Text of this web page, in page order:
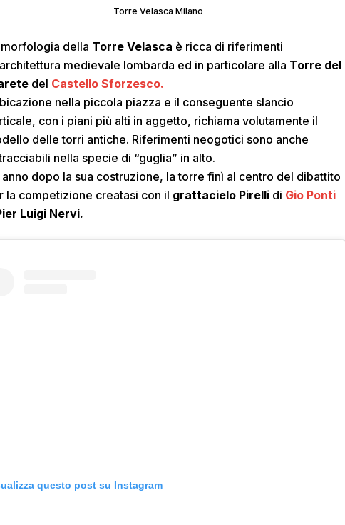
Torre Velasca Milano
della Torre Velasca è ricca di riferimenti
medievale lombarda ed in particolare alla Torre del
del Castello Sforzesco.
nella piccola piazza e il conseguente slancio
con i piani più alti in aggetto, richiama volutamente il
delle torri antiche. Riferimenti neogotici sono anche
nella specie di “guglia” in alto.
anno dopo la sua costruzione, la torre finì al centro del dibattito
la competizione creatasi con il grattacielo Pirelli di Gio Ponti
Luigi Nervi.
questo post su Instagram